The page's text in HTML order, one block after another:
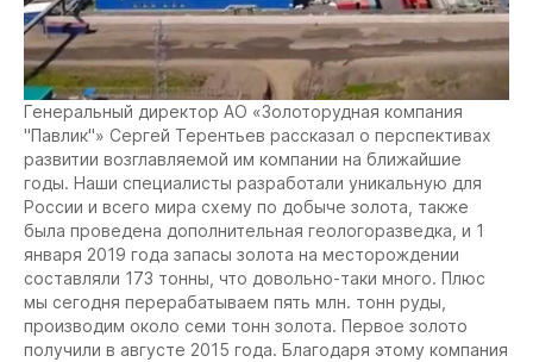
Генеральный директор АО «Золоторудная компания
"Павлик"» Сергей Терентьев рассказал о перспективах
развитии возглавляемой им компании на ближайшие
годы. Наши специалисты разработали уникальную для
России и всего мира схему по добыче золота, также
была проведена дополнительная геологоразведка, и 1
января 2019 года запасы золота на месторождении
составляли 173 тонны, что довольно-таки много. Плюс
мы сегодня перерабатываем пять млн. тонн руды,
производим около семи тонн золота. Первое золото
получили в августе 2015 года. Благодаря этому компания